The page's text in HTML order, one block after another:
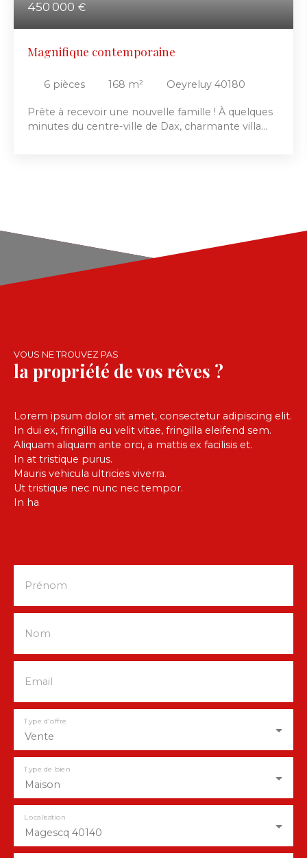
450 000 €
Magnifique contemporaine
6 pièces 168 m² Oeyreluy 40180
Prête à recevoir une nouvelle famille ! À quelques
minutes du centre-ville de Dax, charmante villa
Poêle à bois. Annexes : garage à vélos de 16 m² et
carport pour 2 véhicules. Atouts : panneaux
photovoltaïques en autoconsommation, prise de
recharge pour véhicule électrique, récupération
VOUS NE TROUVEZ PAS
la propriété de vos rêves ?
Lorem ipsum dolor sit amet, consectetur adipiscing elit.
In dui ex, fringilla eu velit vitae, fringilla eleifend sem.
Aliquam aliquam ante orci, a mattis ex facilisis et.
In at tristique purus.
Mauris vehicula ultricies viverra.
Ut tristique nec nunc nec tempor.
In ha
Prénom
Nom
Email
Vente
Type d'offre
Maison
Type de bien
Magescq 40140
Localisation